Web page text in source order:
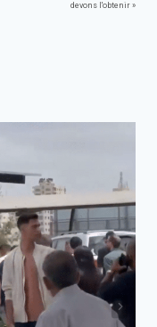
devons l'obtenir »